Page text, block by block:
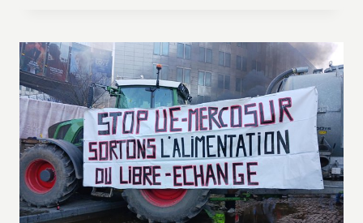
PRESENTANDO
EL
MENSAJE
DE
LAS
COMUNIDADES
DE
PASTORES,
UNA
VOZ
DEL